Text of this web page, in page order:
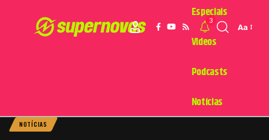
Especiais
Videos
Podcasts
Notícias
3
Aa
NOTÍCIAS